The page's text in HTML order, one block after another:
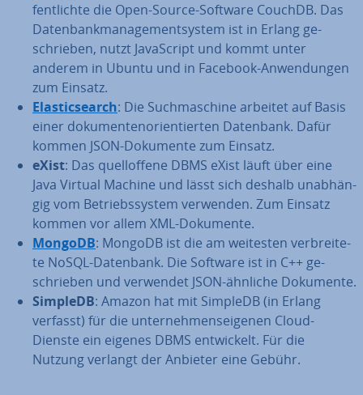
fent­lich­te die Open-Source-Software CouchDB. Das
Da­ten­bank­ma­nage­ment­sys­tem ist in Erlang ge­
schrie­ben, nutzt Ja­va­Script und kommt unter
anderem in Ubuntu und in Facebook-An­wen­dun­gen
zum Einsatz.
Ela­s­tic­se­arch: Die Such­ma­schi­ne arbeitet auf Basis
einer do­ku­men­ten­ori­en­tier­ten Datenbank. Dafür
kommen JSON-Dokumente zum Einsatz.
eXist: Das quell­of­fe­ne DBMS eXist läuft über eine
Java Virtual Machine und lässt sich deshalb un­ab­hän­
gig vom Be­triebs­sys­tem verwenden. Zum Einsatz
kommen vor allem XML-Dokumente.
MongoDB: MongoDB ist die am weitesten ver­brei­te­
te NoSQL-Datenbank. Die Software ist in C++ ge­
schrie­ben und verwendet JSON-ähnliche Dokumente.
SimpleDB: Amazon hat mit SimpleDB (in Erlang
verfasst) für die un­ter­neh­mens­ei­ge­nen Cloud-
Dienste ein eigenes DBMS ent­wi­ckelt. Für die
Nutzung verlangt der Anbieter eine Gebühr.